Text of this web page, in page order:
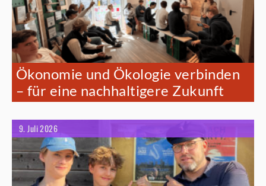
Ökonomie und Ökologie verbinden
– für eine nachhaltigere Zukunft
9. Juli 2026